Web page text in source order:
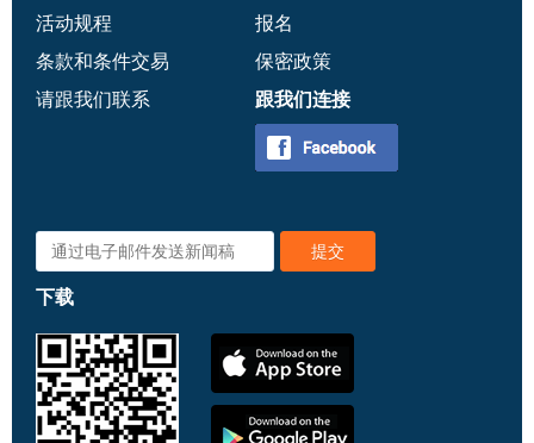
活动规程
条款和条件交易
请跟我们联系
报名
保密政策
跟我们连接
下载